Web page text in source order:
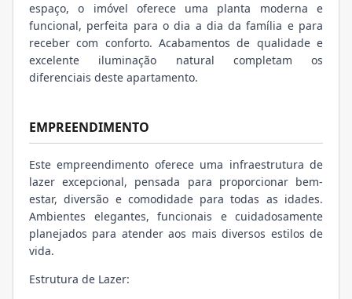
espaço, o imóvel oferece uma planta moderna e
funcional, perfeita para o dia a dia da família e para
receber com conforto. Acabamentos de qualidade e
excelente iluminação natural completam os
diferenciais deste apartamento.
EMPREENDIMENTO
Este empreendimento oferece uma infraestrutura de
lazer excepcional, pensada para proporcionar bem-
estar, diversão e comodidade para todas as idades.
Ambientes elegantes, funcionais e cuidadosamente
planejados para atender aos mais diversos estilos de
vida.
Estrutura de Lazer: